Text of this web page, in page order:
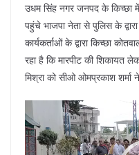
उधम सिंह नगर जनपद के किच्छा
पहुंचे भाजपा नेता से पुलिस के
कार्यकर्ताओं के द्वारा किच्छा
रहा है कि मारपीट की शिकायत
मिश्रा को सीओ ओमप्रकाश शर्मा
Video
Player